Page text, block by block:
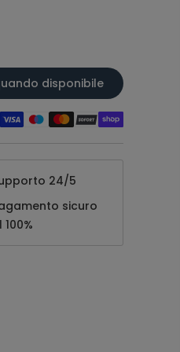
disponibile
24/5
sicuro
100%